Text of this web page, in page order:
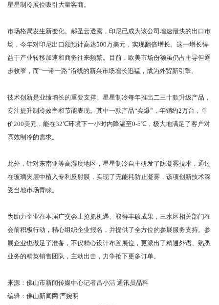
星星制冷展位吸引大量客商。
市场格局发生新变化。郝圣云透露，印尼已成为该公司增速最快的出口市
场，今年对印尼出口额预计高达500万美元，实现翻倍增长。这一增长得
益于产业转移加速和商务往来频繁。目前，欧美市场份额虽仍占主导但逐
步收窄，而“一带一路”沿线的新兴市场增长迅猛，成为外贸新引擎。
技术创新是业绩增长的重要支撑。星星制冷每年推出二三十款升级产品，
专注提升制冷效率和节能表现。其中一款产品“卖爆”，年销约2万台，单
价200美元，能在32℃环境下一小时内降温至0-5℃，极大地满足了客户对
高效制冷的需求。
此外，针对东南亚等高湿度地区，星星制冷自主研发了防凝雾技术，通过
在玻璃夹层中植入专利反射膜，实现了无能耗防止凝雾，该项创新技术深
受当地市场青睐。
为助力企业在本届广交会上抢抓机遇、取得丰硕成果，三水区相关部门在
会前积极行动，精心组织企业报名，并提供了全方位的参展服务支持。参
展企业也做足了准备，不仅精心设计布置展位，更派出了精通外语、熟悉
业务的精英销售团队，主动出击，力争抢下更多订单。
来源：佛山市新闻传媒中心记者吕小洁 通讯员晶科
编辑：佛山新闻网 严婉明